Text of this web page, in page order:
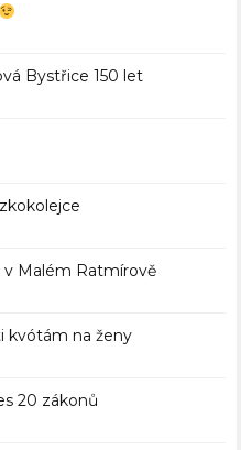
Bystřice 150 let
Malém Ratmírově
kvótám na ženy
20 zákonů